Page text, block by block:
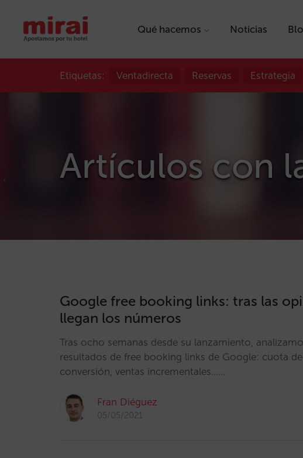
Qué hacemos Noticias
Etiquetas: Ventadirecta Reservas Estrategia
Artículos con
Google free booking links: tras las
llegan los números
Tras ocho semanas desde su lanzamiento,
resultados de free booking links de Google: cuota
conversión, ventas incrementales……
Fran Diéguez
05/05/2021